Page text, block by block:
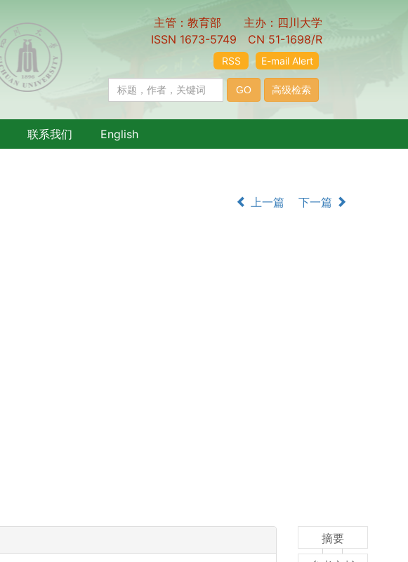
主管：教育部 主办：四川大学
ISSN 1673-5749 CN 51-1698/R
E-mail Alert
RSS
联系我们 English
上一篇 下一篇
摘要